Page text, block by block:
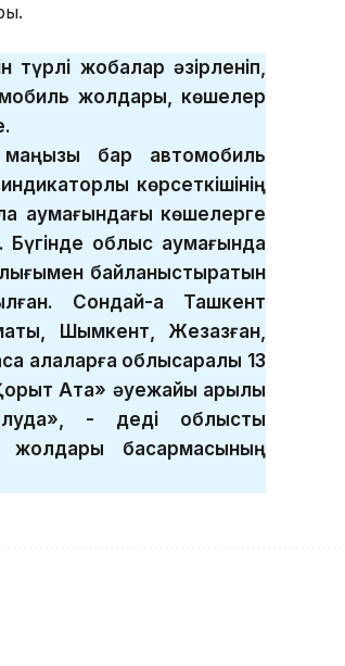
жобалар әзірленіп,
жолдары, көшелер
бар автомобиль
көрсеткішінің
аумағындағы көшелерге
Бүгінде облыс аумағында
байланыстыратын
Сондай-ақ Ташкент
Шымкент, Жезқазған,
қалаларға облысаралық 13
Ата» әуежайы арқылы
- деді облыстық
басқармасының